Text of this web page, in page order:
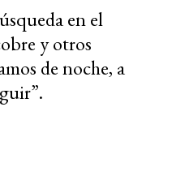
en el
y otros
de noche, a